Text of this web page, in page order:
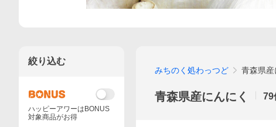
みちのく処わっつど 青森県産
青森県産にんにく 79
絞り込む
ハッピーアワーはBONUS
対象商品がお得